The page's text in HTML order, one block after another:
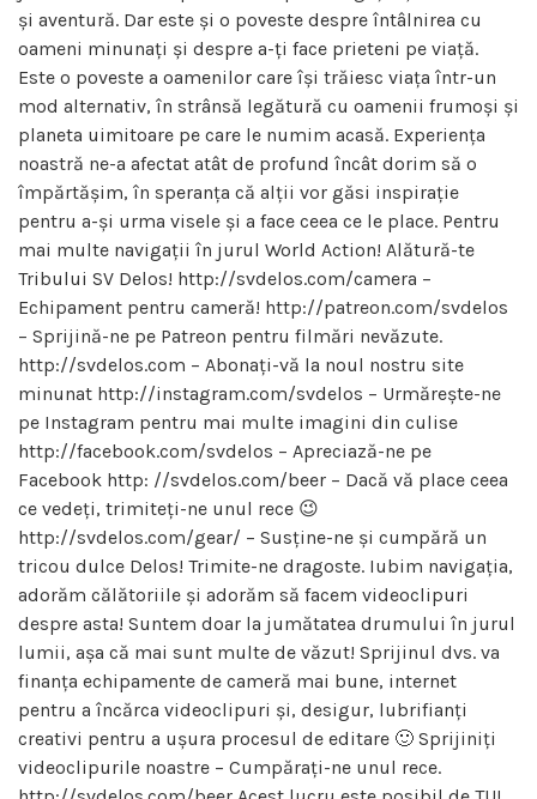
și aventură. Dar este și o poveste despre întâlnirea cu
oameni minunați și despre a-ți face prieteni pe viață.
Este o poveste a oamenilor care își trăiesc viața într-un
mod alternativ, în strânsă legătură cu oamenii frumoși și
planeta uimitoare pe care le numim acasă. Experiența
noastră ne-a afectat atât de profund încât dorim să o
împărtășim, în speranța că alții vor găsi inspirație
pentru a-și urma visele și a face ceea ce le place. Pentru
mai multe navigații în jurul World Action! Alătură-te
Tribului SV Delos! http://svdelos.com/camera –
Echipament pentru cameră! http://patreon.com/svdelos
– Sprijină-ne pe Patreon pentru filmări nevăzute.
http://svdelos.com – Abonați-vă la noul nostru site
minunat http://instagram.com/svdelos – Urmărește-ne
pe Instagram pentru mai multe imagini din culise
http://facebook.com/svdelos – Apreciază-ne pe
Facebook http: //svdelos.com/beer – Dacă vă place ceea
ce vedeți, trimiteți-ne unul rece 😉
http://svdelos.com/gear/ – Susține-ne și cumpără un
tricou dulce Delos! Trimite-ne dragoste. Iubim navigația,
adorăm călătoriile și adorăm să facem videoclipuri
despre asta! Suntem doar la jumătatea drumului în jurul
lumii, așa că mai sunt multe de văzut! Sprijinul dvs. va
finanța echipamente de cameră mai bune, internet
pentru a încărca videoclipuri și, desigur, lubrifianți
creativi pentru a ușura procesul de editare 🙂 Sprijiniți
videoclipurile noastre – Cumpărați-ne unul rece.